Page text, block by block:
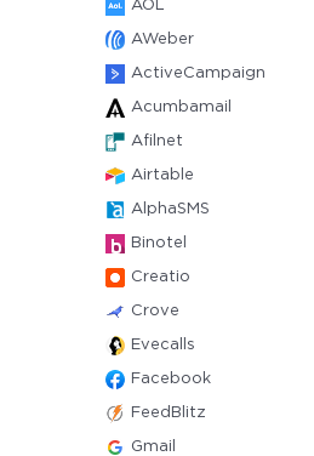
AOL
AWeber
ActiveCampaign
Acumbamail
Afilnet
Airtable
AlphaSMS
Binotel
Creatio
Crove
Evecalls
Facebook
FeedBlitz
Gmail